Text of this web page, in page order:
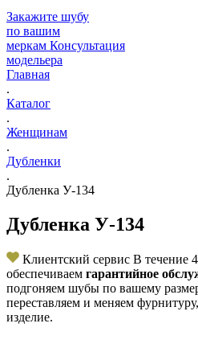
Закажите шубу
по вашим
меркам Консультация
модельера
Главная
.
Каталог
.
Женщинам
.
Дубленки
.
Дубленка У-134
Дубленка У-134
Клиентский сервис В течение
обеспечиваем гарантийное
подгоняем шубы по вашему
переставляем и меняем
изделие.